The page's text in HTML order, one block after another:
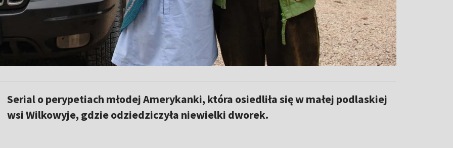
Serial o perypetiach młodej Amerykanki, która osiedliła się w małej podlaskiej
wsi Wilkowyje, gdzie odziedziczyła niewielki dworek.